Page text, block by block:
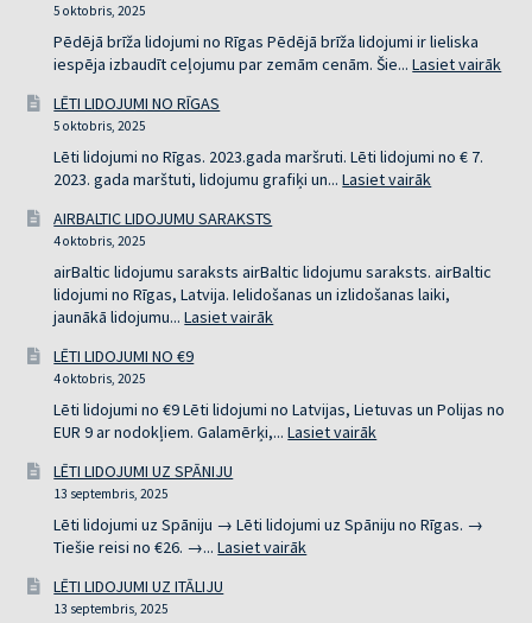
5 oktobris, 2025
Pēdējā brīža lidojumi no Rīgas Pēdējā brīža lidojumi ir lieliska
iespēja izbaudīt ceļojumu par zemām cenām. Šie...Lasiet vairāk
LĒTI LIDOJUMI NO RĪGAS
5 oktobris, 2025
Lēti lidojumi no Rīgas. 2023.gada maršruti. Lēti lidojumi no € 7.
2023. gada marštuti, lidojumu grafiķi un...Lasiet vairāk
RĪGAS
AIRBALTIC LIDOJUMU SARAKSTS
4 oktobris, 2025
airBaltic lidojumu saraksts airBaltic lidojumu saraksts. airBaltic
lidojumi no Rīgas, Latvija. Ielidošanas un izlidošanas laiki,
jaunākā lidojumu...Lasiet vairāk
LĒTI LIDOJUMI NO €9
4 oktobris, 2025
Lēti lidojumi no €9 Lēti lidojumi no Latvijas, Lietuvas un Polijas no
EUR 9 ar nodokļiem. Galamērķi,...Lasiet vairāk
€9
LĒTI LIDOJUMI UZ SPĀNIJU
13 septembris, 2025
Lēti lidojumi uz Spāniju → Lēti lidojumi uz Spāniju no Rīgas. →
Tiešie reisi no €26. →...Lasiet vairāk
LĒTI LIDOJUMI UZ ITĀLIJU
13 septembris, 2025